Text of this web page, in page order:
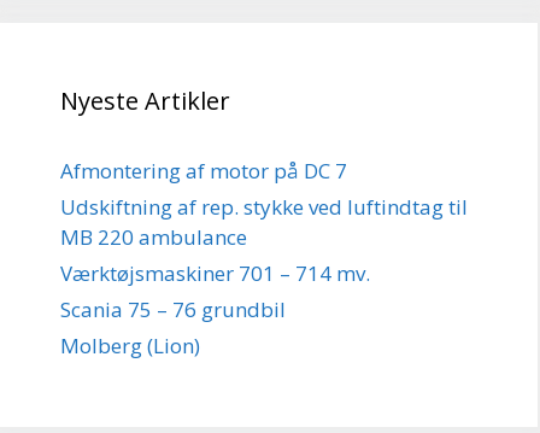
Nyeste Artikler
Afmontering af motor på DC 7
Udskiftning af rep. stykke ved luftindtag til
MB 220 ambulance
Værktøjsmaskiner 701 – 714 mv.
Scania 75 – 76 grundbil
Molberg (Lion)